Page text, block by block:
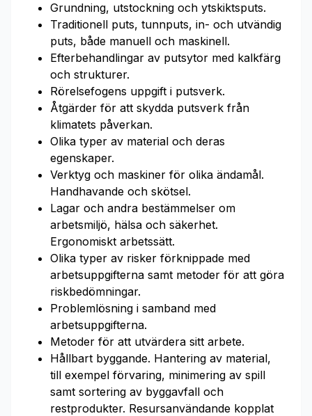
Grundning, utstockning och ytskiktsputs.
Traditionell puts, tunnputs, in- och utvändig
puts, både manuell och maskinell.
Efterbehandlingar av putsytor med kalkfärg
och strukturer.
Rörelsefogens uppgift i putsverk.
Åtgärder för att skydda putsverk från
klimatets påverkan.
Olika typer av material och deras
egenskaper.
Verktyg och maskiner för olika ändamål.
Handhavande och skötsel.
Lagar och andra bestämmelser om
arbetsmiljö, hälsa och säkerhet.
Ergonomiskt arbetssätt.
Olika typer av risker förknippade med
arbetsuppgifterna samt metoder för att göra
riskbedömningar.
Problemlösning i samband med
arbetsuppgifterna.
Metoder för att utvärdera sitt arbete.
Hållbart byggande. Hantering av material,
till exempel förvaring, minimering av spill
samt sortering av byggavfall och
restprodukter. Resursanvändande kopplat